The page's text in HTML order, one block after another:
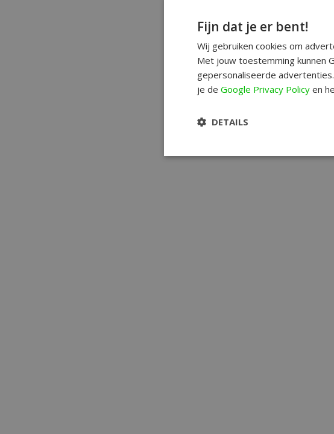
Fijn dat je er bent!
Wij gebruiken cookies om
Met jouw toestemming kunnen
gepersonaliseerde
je de Google Privacy Policy en
DETAILS